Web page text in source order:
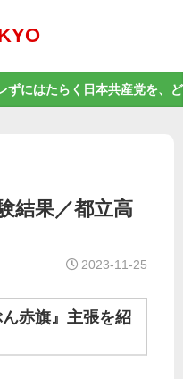
ずにはたらく日本共産党を、
結果／都立高
2023-11-25
赤旗』主張を紹